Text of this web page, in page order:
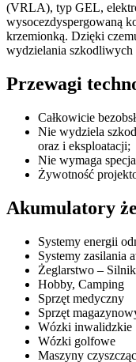
(VRLA), typ GEL,
wysocezdyspergowaną
krzemionką. Dzięki
wydzielania szkodliwych
Przewagi
Całkowicie
Nie wydziela
oraz i eksploatacji;
Nie wymaga
Żywotność
Akumulatory
Systemy energii
Systemy zasilania
Żeglarstwo –
Hobby, Camping
Sprzęt medyczny
Sprzęt
Wózki inwalidzkie
Wózki golfowe
Maszyny